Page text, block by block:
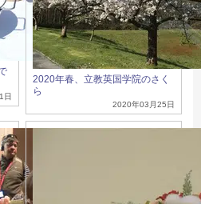
日
2020年春、立教英国学院のさく
ら
2020年03月25日